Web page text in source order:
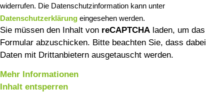
widerrufen. Die Datenschutzinformation kann unter
Datenschutzerklärung eingesehen werden.
Sie müssen den Inhalt von reCAPTCHA laden, um das
Formular abzuschicken. Bitte beachten Sie, dass dabei
Daten mit Drittanbietern ausgetauscht werden.
Mehr Informationen
Inhalt entsperren